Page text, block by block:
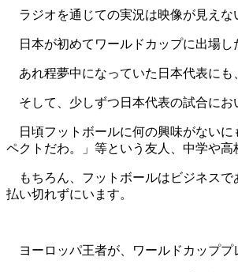
ラジオを通じての実況は映像が見えな
日本が初めてワールドカップに出場し
あれ程夢中になっていた日本代表にも
そして、少しずつ日本代表の試合にお
日頃フットボールに何の興味がないに
ペクトだわ。」等という友人、中学や
もちろん、フットボールはビジネスで
払い切れずにいます。
ヨーロッパ王者が、ワールドカッププ